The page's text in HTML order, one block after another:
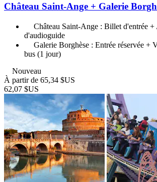
Château Saint-Ange + Galerie
Château Saint-Ange : Billet d'entrée
d'audioguide
Galerie Borghèse : Entrée réservée +
bus (1 jour)
Nouveau
À partir de 65,34 $US
62,07 $US